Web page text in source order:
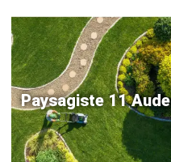
Paysagiste 11 Aude